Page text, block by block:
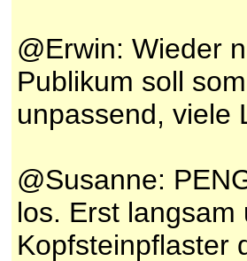
@Erwin: Wieder
Publikum soll
unpassend, viele
@Susanne:
los. Erst langsam
Kopfsteinpflaster